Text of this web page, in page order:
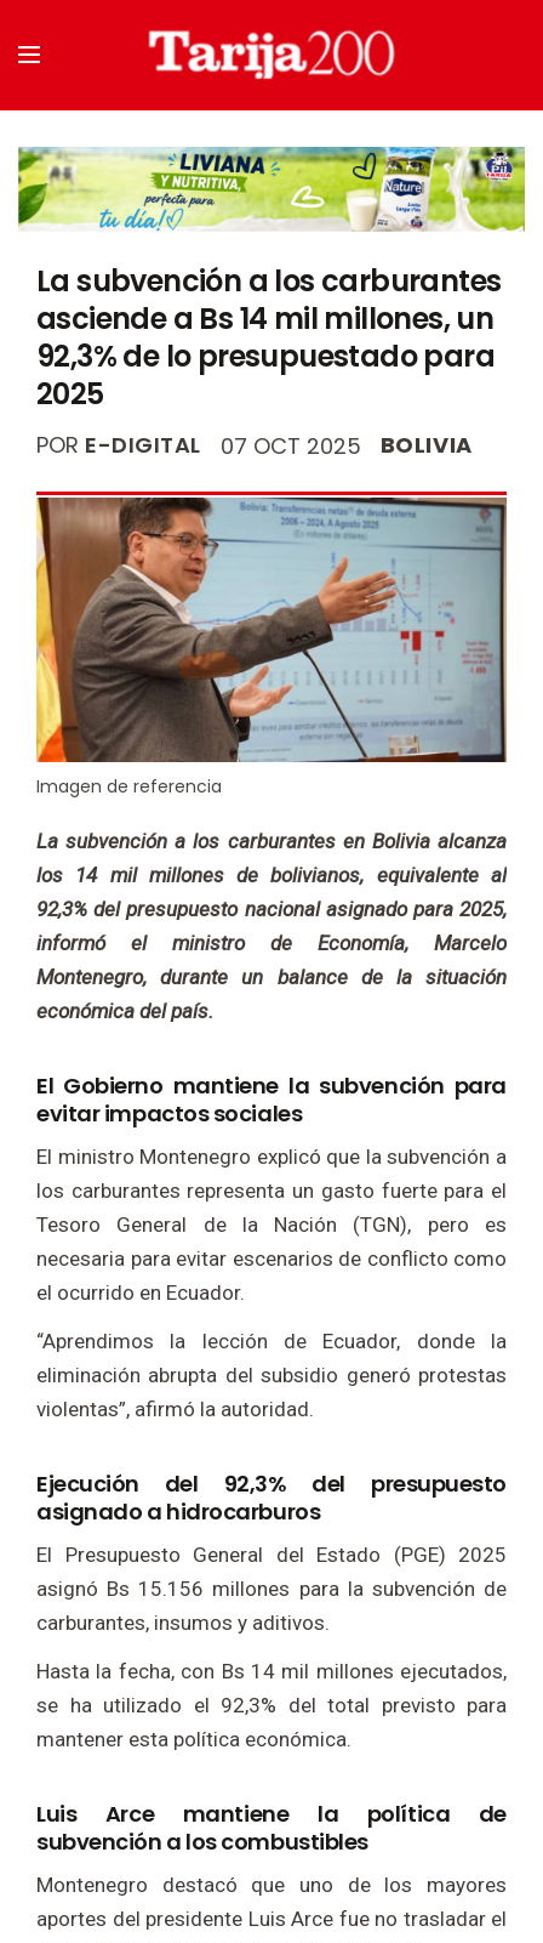
La subvención a los carburantes
asciende a Bs 14 mil millones, un
92,3% de lo presupuestado para
2025
POR E-DIGITAL 07 OCT 2025 BOLIVIA
Imagen de referencia
La subvención a los carburantes en Bolivia alcanza
los 14 mil millones de bolivianos, equivalente al
92,3% del presupuesto nacional asignado para 2025,
informó el ministro de Economía, Marcelo
Montenegro, durante un balance de la situación
económica del país.
El Gobierno mantiene la subvención para
evitar impactos sociales
El ministro Montenegro explicó que la subvención a
los carburantes representa un gasto fuerte para el
Tesoro General de la Nación (TGN), pero es
necesaria para evitar escenarios de conflicto como
el ocurrido en Ecuador.
“Aprendimos la lección de Ecuador, donde la
eliminación abrupta del subsidio generó protestas
violentas”, afirmó la autoridad.
Ejecución del 92,3% del presupuesto
asignado a hidrocarburos
El Presupuesto General del Estado (PGE) 2025
asignó Bs 15.156 millones para la subvención de
carburantes, insumos y aditivos.
Hasta la fecha, con Bs 14 mil millones ejecutados,
se ha utilizado el 92,3% del total previsto para
mantener esta política económica.
Luis Arce mantiene la política de
subvención a los combustibles
Montenegro destacó que uno de los mayores
aportes del presidente Luis Arce fue no trasladar el